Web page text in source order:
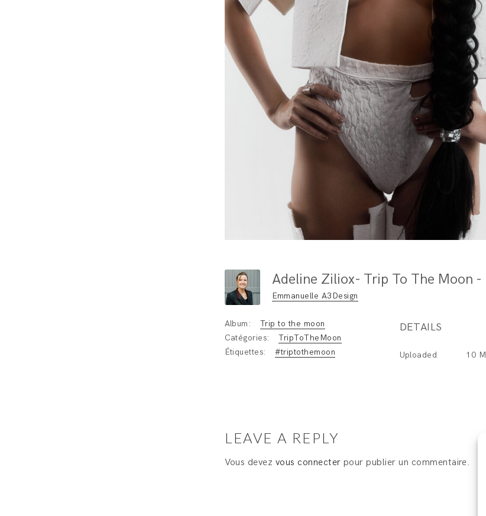
Emmanuelle A3Design
Album:
Trip to the moon
Catégories:
TripToTheMoon
Étiquettes:
#triptothemoon
DETAILS
Uploaded 10
LEAVE A REPLY
Vous devez vous connecter pour publier un commentaire.